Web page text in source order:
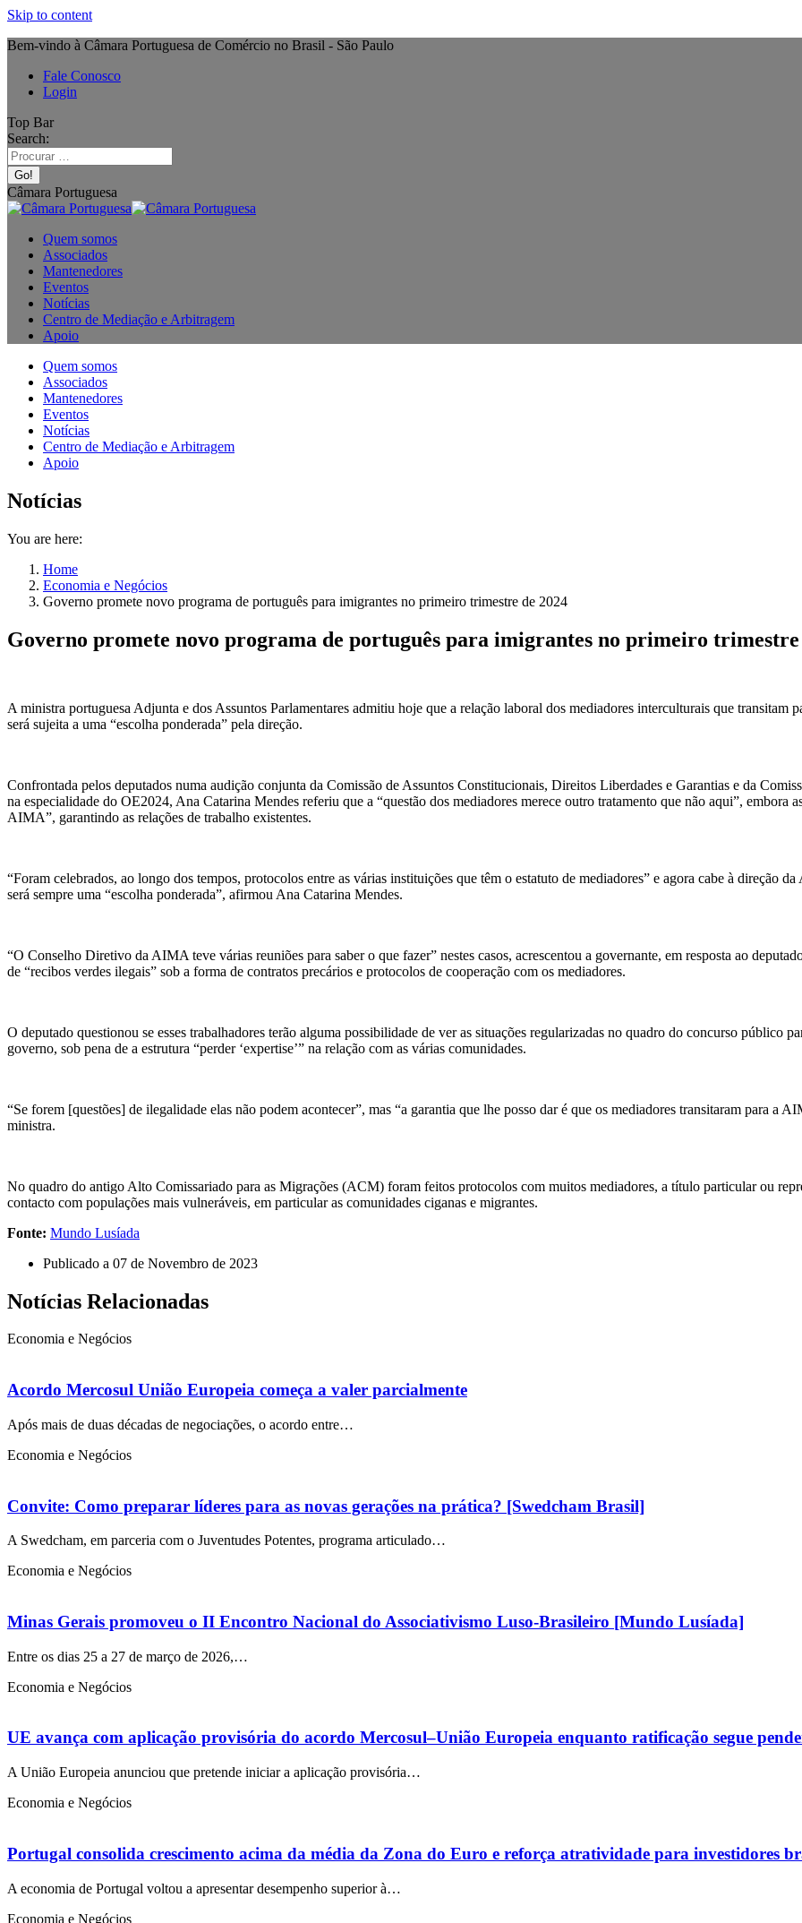
Skip to content
Bem-vindo à Câmara Portuguesa de Comércio no Brasil - São Paulo
Fale Conosco
Login
Top Bar
Search:
Câmara Portuguesa
Quem somos
Associados
Mantenedores
Eventos
Notícias
Centro de Mediação e Arbitragem
Apoio
Quem somos
Associados
Mantenedores
Eventos
Notícias
Centro de Mediação e Arbitragem
Apoio
Notícias
You are here:
Home
Economia e Negócios
Governo promete novo programa de português para imigrantes no primeiro trimestre de 2024
Governo promete novo programa de português para imigrantes no primeiro trimestre
A ministra portuguesa Adjunta e dos Assuntos Parlamentares admitiu hoje que a relação laboral dos mediadores interculturais que
será sujeita a uma “escolha ponderada” pela direção.
Confrontada pelos deputados numa audição conjunta da Comissão de Assuntos Constitucionais, Direitos Liberdades e Garantias e da
na especialidade do OE2024, Ana Catarina Mendes referiu que a “questão dos mediadores merece outro tratamento que não aqui”, embora
AIMA”, garantindo as relações de trabalho existentes.
“Foram celebrados, ao longo dos tempos, protocolos entre as várias instituições que têm o estatuto de mediadores” e agora cabe à direção
será sempre uma “escolha ponderada”, afirmou Ana Catarina Mendes.
“O Conselho Diretivo da AIMA teve várias reuniões para saber o que fazer” nestes casos, acrescentou a governante, em resposta ao
de “recibos verdes ilegais” sob a forma de contratos precários e protocolos de cooperação com os mediadores.
O deputado questionou se esses trabalhadores terão alguma possibilidade de ver as situações regularizadas no quadro do concurso público
governo, sob pena de a estrutura “perder ‘expertise’” na relação com as várias comunidades.
“Se forem [questões] de ilegalidade elas não podem acontecer”, mas “a garantia que lhe posso dar é que os mediadores transitaram para a
ministra.
No quadro do antigo Alto Comissariado para as Migrações (ACM) foram feitos protocolos com muitos mediadores, a título particular ou
contacto com populações mais vulneráveis, em particular as comunidades ciganas e migrantes.
Fonte: Mundo Lusíada
Publicado a 07 de Novembro de 2023
Notícias Relacionadas
Economia e Negócios
Acordo Mercosul União Europeia começa a valer parcialmente
Após mais de duas décadas de negociações, o acordo entre…
Economia e Negócios
Convite: Como preparar líderes para as novas gerações na prática? [Swedcham Brasil]
A Swedcham, em parceria com o Juventudes Potentes, programa articulado…
Economia e Negócios
Minas Gerais promoveu o II Encontro Nacional do Associativismo Luso-Brasileiro [Mundo Lusíada]
Entre os dias 25 a 27 de março de 2026,…
Economia e Negócios
UE avança com aplicação provisória do acordo Mercosul–União Europeia enquanto ratificação segue
A União Europeia anunciou que pretende iniciar a aplicação provisória…
Economia e Negócios
Portugal consolida crescimento acima da média da Zona do Euro e reforça atratividade para investidores
A economia de Portugal voltou a apresentar desempenho superior à…
Economia e Negócios